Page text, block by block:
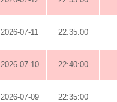
2026-07-11 22:35:00
2026-07-10 22:40:00
2026-07-09 22:35:00